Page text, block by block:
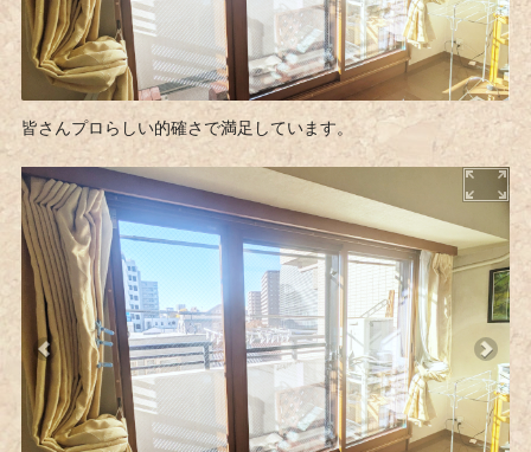
皆さんプロらしい的確さで満足しています。